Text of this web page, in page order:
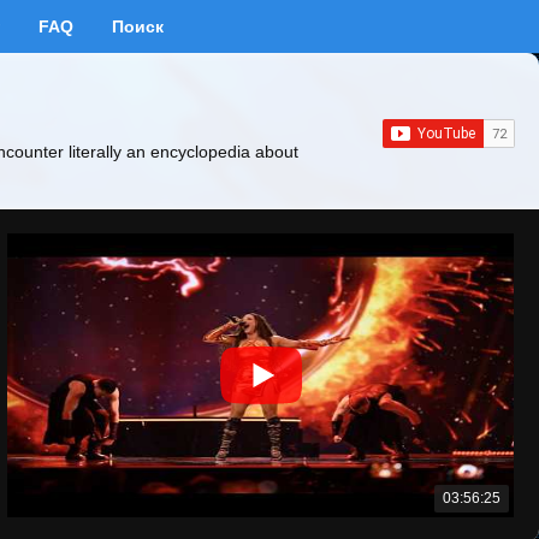
FAQ Поиск
literally an encyclopedia about
03:56:25